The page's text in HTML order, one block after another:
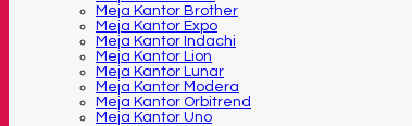
Meja Kantor Brother
Meja Kantor Expo
Meja Kantor Indachi
Meja Kantor Lion
Meja Kantor Lunar
Meja Kantor Modera
Meja Kantor Orbitrend
Meja Kantor Uno